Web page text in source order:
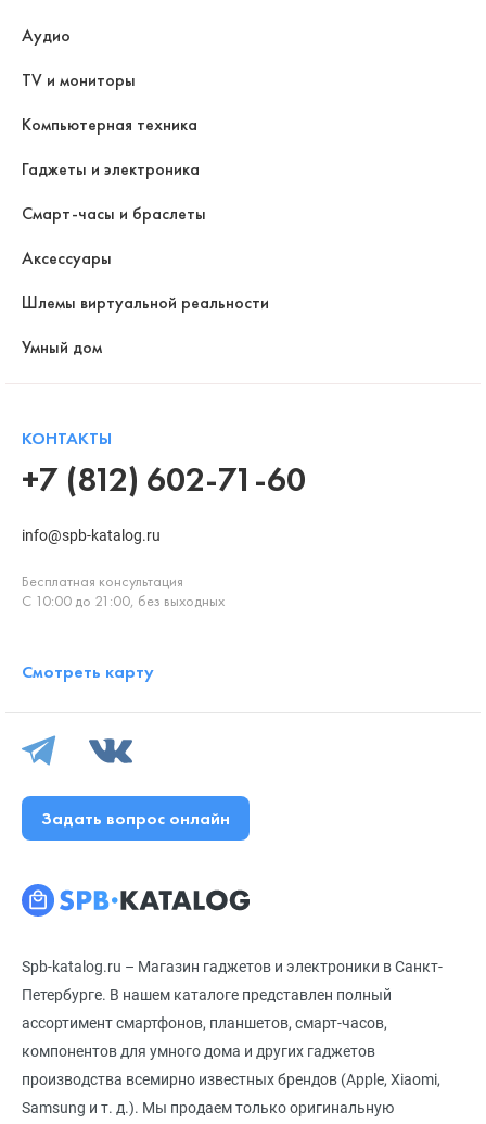
Spb-katalog.ru – Магазин гаджетов и электроники в Санкт-
Петербурге. В нашем каталоге представлен полный
ассортимент смартфонов, планшетов, смарт-часов,
компонентов для умного дома и других гаджетов
производства всемирно известных брендов (Apple, Xiaomi,
Samsung и т. д.). Мы продаем только оригинальную
Аудио
TV и мониторы
Компьютерная техника
Гаджеты и электроника
Смарт-часы и браслеты
Аксессуары
Шлемы виртуальной реальности
Умный дом
КОНТАКТЫ
+7 (812) 602-71-60
info@spb-katalog.ru
Бесплатная консультация
С 10:00 до 21:00, без выходных
Смотреть карту
Задать вопрос онлайн